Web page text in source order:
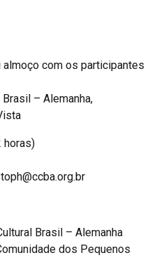
almoço com os participantes
Brasil – Alemanha,
horas)
Brasil – Alemanha
dos Pequenos